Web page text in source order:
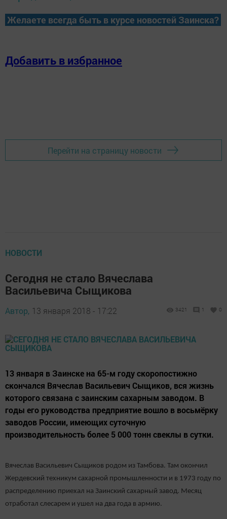
Желаете всегда быть в курсе новостей Заинска?
Добавить в избранное
Перейти на страницу новости
НОВОСТИ
Сегодня не стало Вячеслава
Васильевича Сыщикова
Автор, 13 января 2018 - 17:22 3421 1 0
13 января в Заинске на 65-м году скоропостижно
скончался Вячеслав Васильевич Сыщиков, вся жизнь
которого связана с заинским сахарным заводом. В
годы его руководства предприятие вошло в восьмёрку
заводов России, имеющих суточную
производительность более 5 000 тонн свеклы в сутки.
Вячеслав Васильевич Сыщиков родом из Тамбова. Там окончил
Жердевский техникум сахарной промышленности и в 1973 году по
распределению приехал на Заинский сахарный завод. Месяц
отработал слесарем и ушел на два года в армию.